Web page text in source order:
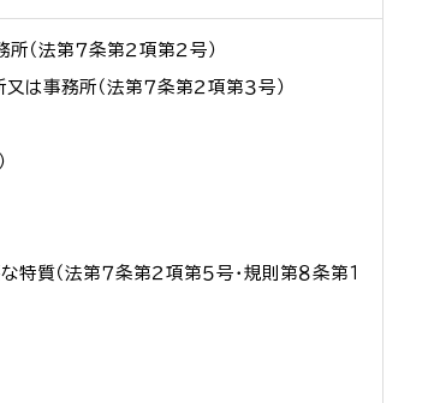
（法第７条第２項第２号）
事務所（法第７条第２項第３号）
質（法第７条第２項第５号・規則第８条第１